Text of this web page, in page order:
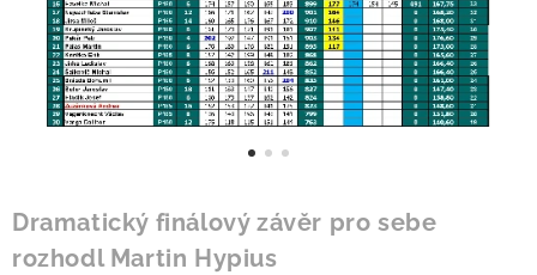
Dramatický finálový závěr pro sebe
rozhodl Martin Hypius